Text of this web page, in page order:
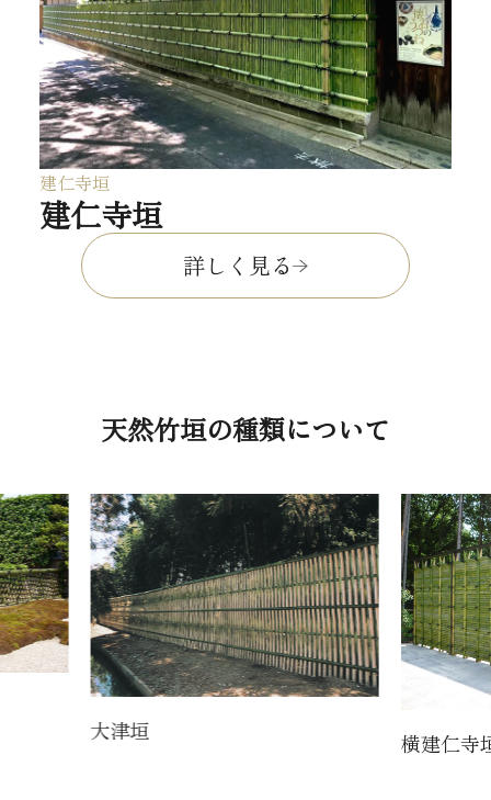
建仁寺垣
建仁寺垣
詳しく見る
天然竹垣の種類について
大津垣 横建仁寺